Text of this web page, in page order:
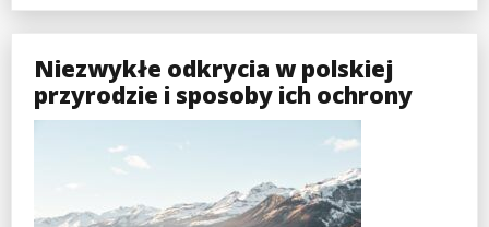
Niezwykłe odkrycia w polskiej
przyrodzie i sposoby ich ochrony